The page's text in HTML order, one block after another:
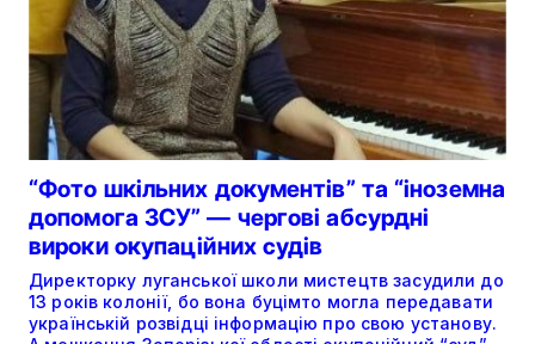
“Фото шкільних документів” та “іноземна
допомога ЗСУ” — чергові абсурдні
вироки окупаційних судів
Директорку луганської школи мистецтв засудили до
13 років колонії, бо вона буцімто могла передавати
українській розвідці інформацію про свою установу.